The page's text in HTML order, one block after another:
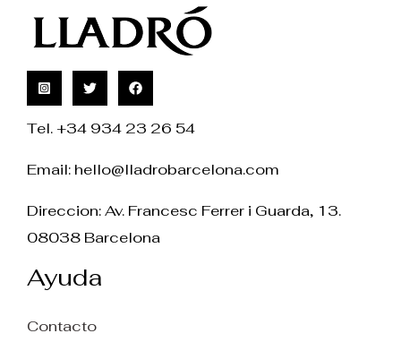
Tel. +34 934 23 26 54
Email: hello@lladrobarcelona.com
Direccion: Av. Francesc Ferrer i Guarda, 13.
08038 Barcelona
Ayuda
Contacto